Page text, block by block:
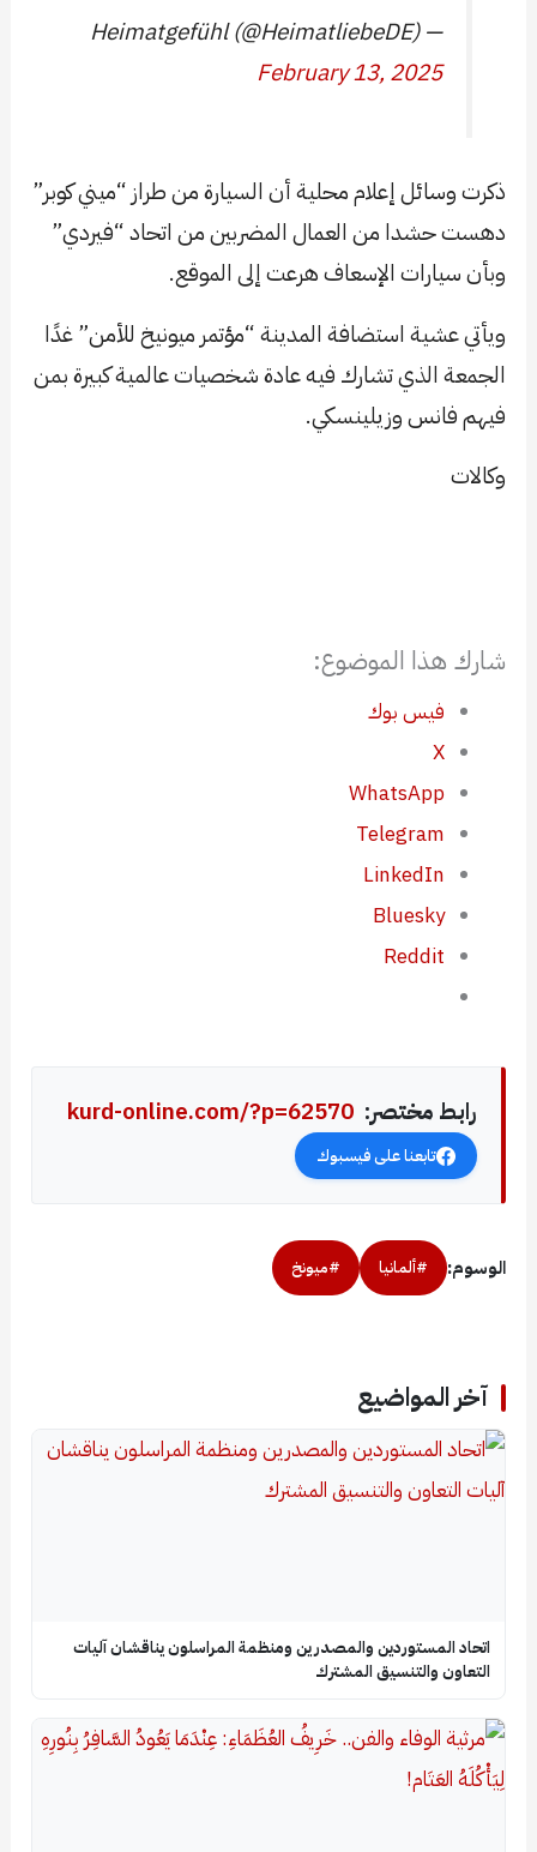
— Heimatgefühl (@HeimatliebeDE)
February 13, 2025
ذكرت وسائل إعلام محلية أن السيارة من طراز “ميني كوبر”
دهست حشدا من العمال المضربين من اتحاد “فيردي”
وبأن سيارات الإسعاف هرعت إلى الموقع.
ويأتي عشية استضافة المدينة “مؤتمر ميونيخ للأمن” غدًا
الجمعة الذي تشارك فيه عادة شخصيات عالمية كبيرة بمن
فيهم فانس وزيلينسكي.
وكالات
شارك هذا الموضوع:
فيس بوك
X
WhatsApp
Telegram
LinkedIn
Bluesky
Reddit
رابط مختصر: kurd-online.com/?p=62570
تابعنا على فيسبوك
الوسوم: #ألمانيا #ميونخ
آخر المواضيع
اتحاد المستوردين والمصدرين ومنظمة المراسلون يناقشان آليات
التعاون والتنسيق المشترك